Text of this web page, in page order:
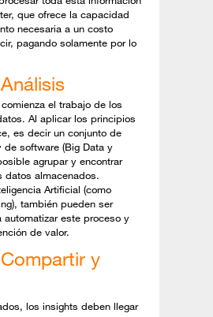
que ofrece la capacidad
necesaria a un costo
pagando solamente por lo
el trabajo de los
Al aplicar los principios
es decir un conjunto de
de software (Big Data y
agrupar y encontrar
datos almacenados.
Artificial (como
también pueden ser
automatizar este proceso y
de valor.
y
los insights deben llegar